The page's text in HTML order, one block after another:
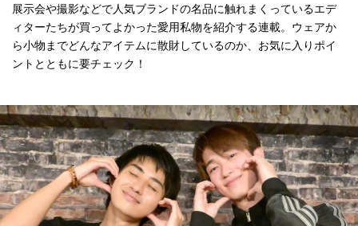
展示会や撮影などで人気ブランドの名品に触れまくっているエデ
ィターたちが買ってよかった愛用私物を紹介する連載。ウェアか
ら小物までどんなアイテムに散財しているのか、お気に入りポイ
ントとともに要チェック！